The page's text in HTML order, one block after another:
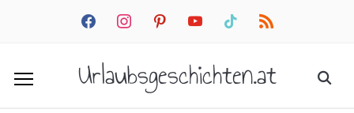
facebookinstagrampinterestyoutube tiktok rss
Urlaubsgeschichten.at